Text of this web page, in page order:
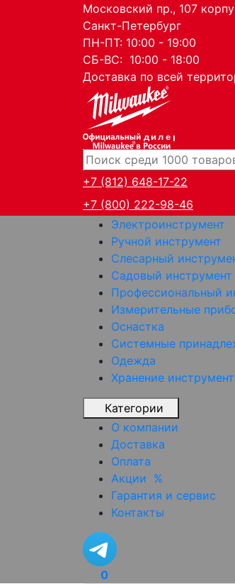
Московский пр., 107
Санкт-Петербург
ПН-ПТ: 10:00 - 19:00
СБ-ВС: 10:00 - 18:00
Доставка по всей
дилер
+7 (812) 648-17-22
+7 (800) 222-98-46
Электроинструмент
Ручной инструмент
Слесарный
Садовый инструмент
Профессиональный
Измерительные
Оснастка
Системные
Одежда
Хранение
Категории
О компании
Доставка
Оплата
Акции %
Гарантия и сервис
Контакты
0